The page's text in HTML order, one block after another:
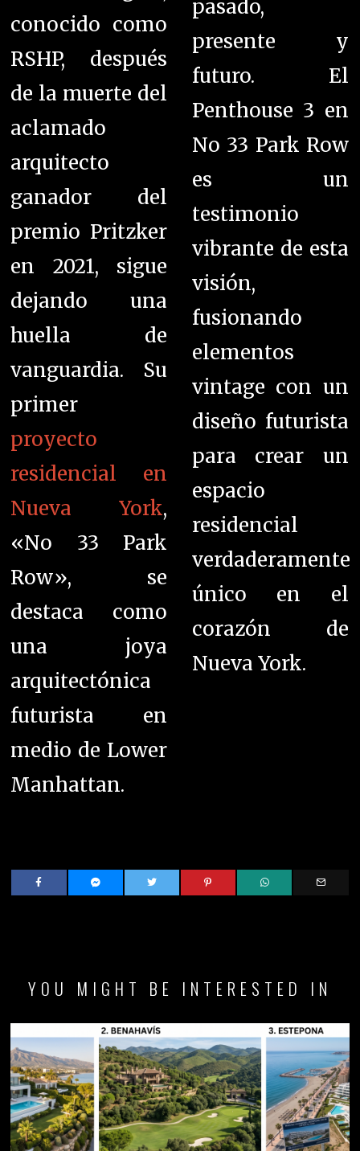
conocido como
RSHP, después
de la muerte del
aclamado
arquitecto
ganador del
premio Pritzker
en 2021, sigue
dejando una
huella de
vanguardia. Su
primer
proyecto
residencial en
Nueva York,
«No 33 Park
Row», se
destaca como
una joya
arquitectónica
futurista en
medio de Lower
Manhattan.
pasado,
presente y
futuro. El
Penthouse 3 en
No 33 Park Row
es un
testimonio
vibrante de esta
visión,
fusionando
elementos
vintage con un
diseño futurista
para crear un
espacio
residencial
verdaderamente
único en el
corazón de
Nueva York.
YOU MIGHT BE INTERESTED IN